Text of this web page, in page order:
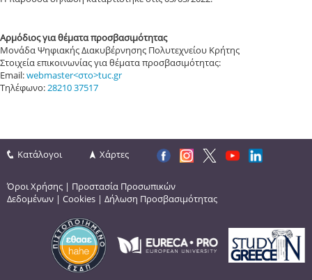
Αρμόδιος για θέματα προσβασιμότητας
Μονάδα Ψηφιακής Διακυβέρνησης Πολυτεχνείου Κρήτης
Στοιχεία επικοινωνίας για θέματα προσβασιμότητας:
Email:webmaster<στο>tuc.gr
Τηλέφωνο:28210 37517
Κατάλογοι Χάρτες
Όροι Χρήσης | Προστασία Προσωπικών
Δεδομένων | Cookies | Δήλωση Προσβασιμότητας